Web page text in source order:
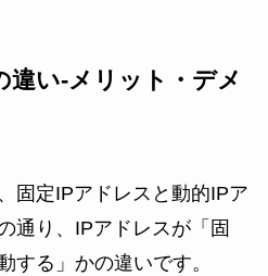
違い-メリット・デメ
固定IPアドレスと動的IPア
通り、IPアドレスが「固
する」かの違いです。